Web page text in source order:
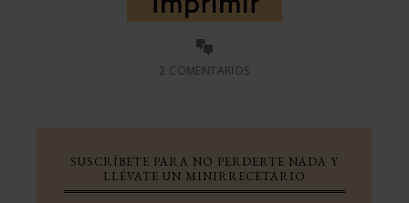
2 COMENTARIOS
SUSCRÍBETE PARA NO PERDERTE NADA Y
LLÉVATE UN MINIRRECETARIO